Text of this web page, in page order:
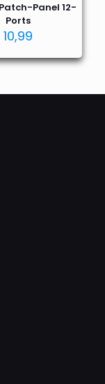
Panel 12-
Ports
10,99